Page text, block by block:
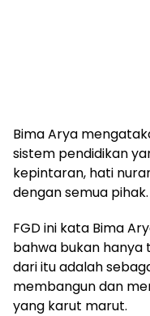
Bima Arya
sistem pendidikan
kepintaran, hati
dengan semua pihak.
FGD ini kata Bima
bahwa bukan hanya
dari itu adalah
membangun dan
yang karut marut.